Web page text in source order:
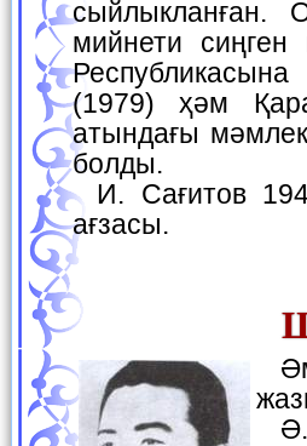
сыйлыкланған.
мийнети сиңген
(1979) ҳәм
атындағы
болды.
И. Сағитов 1942-жылдан Жазыўшылар аўқамының
ағзасы.
Әмет Шамуратов—шайыр ҳәм
Ә.Шамуратов 1912-жылы Хожели